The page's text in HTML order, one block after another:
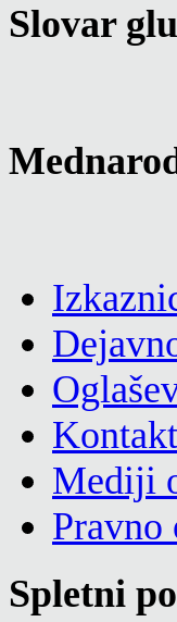
Slovar
Kontakt
Mediji
Pravno
Spletni